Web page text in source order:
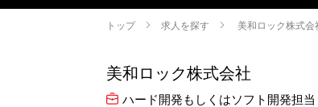
トップ 求人を探す 美和ロック株式会
美和ロック株式会社
ハード開発もしくはソフト開発担当